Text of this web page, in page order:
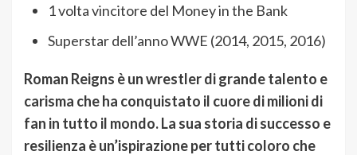
1 volta vincitore del Money in the Bank
Superstar dell’anno WWE (2014, 2015, 2016)
Roman Reigns è un wrestler di grande talento e
carisma che ha conquistato il cuore di milioni di
fan in tutto il mondo. La sua storia di successo e
resilienza è un’ispirazione per tutti coloro che